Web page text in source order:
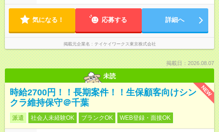
気になる！ 応募する 詳細へ
掲載元企業名 テイケイワークス東京株式会社
掲載日：2026.08.07
未読
NEW
時給2700円！！長期案件！！生保顧客向けシン
クラ維持保守＠千葉
派遣 社会人未経験OK ブランクOK WEB登録・面接OK